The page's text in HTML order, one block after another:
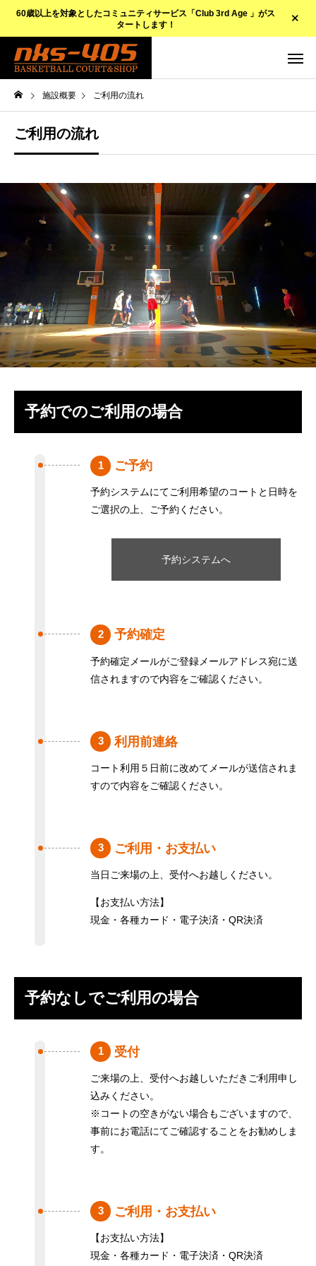
60歳以上を対象としたコミュニティサービス「Club 3rd Age 」がス
タートします！
施設概要 ご利用の流れ
ご利用の流れ
予約でのご利用の場合
1 ご予約
予約システムにてご利用希望のコートと日時を
ご選択の上、ご予約ください。
予約システムへ
2 予約確定
予約確定メールがご登録メールアドレス宛に送
信されますので内容をご確認ください。
3 利用前連絡
コート利用５日前に改めてメールが送信されま
すので内容をご確認ください。
3 ご利用・お支払い
当日ご来場の上、受付へお越しください。
【お支払い方法】
現金・各種カード・電子決済・QR決済
予約なしでご利用の場合
1 受付
ご来場の上、受付へお越しいただきご利用申し
込みください。
※コートの空きがない場合もございますので、
事前にお電話にてご確認することをお勧めしま
す。
3 ご利用・お支払い
【お支払い方法】
現金・各種カード・電子決済・QR決済